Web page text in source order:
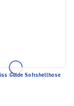
Guide Softshellhose